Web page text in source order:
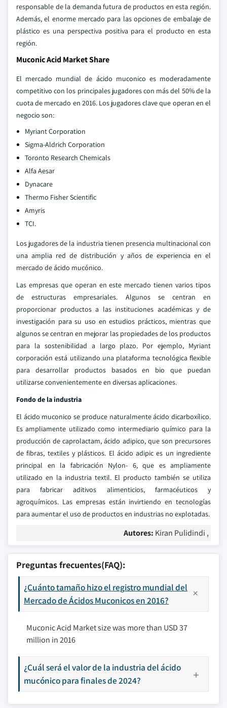
responsable de la demanda futura de productos en esta región.
Además, el enorme mercado para las opciones de embalaje de
plástico es una perspectiva positiva para el producto en esta
región.
Muconic Acid Market Share
El mercado mundial de ácido muconico es moderadamente
competitivo con los principales jugadores con más del 50% de la
cuota de mercado en 2016. Los jugadores clave que operan en el
negocio son:
Myriant Corporation
Sigma-Aldrich Corporation
Toronto Research Chemicals
Alfa Aesar
Dynacare
Thermo Fisher Scientific
Amyris
TCI.
Los jugadores de la industria tienen presencia multinacional con
una amplia red de distribución y años de experiencia en el
mercado de ácido mucónico.
Las empresas que operan en este mercado tienen varios tipos
de estructuras empresariales. Algunos se centran en
proporcionar productos a las instituciones académicas y de
investigación para su uso en estudios prácticos, mientras que
algunos se centran en mejorar las propiedades de los productos
para la sostenibilidad a largo plazo. Por ejemplo, Myriant
corporación está utilizando una plataforma tecnológica flexible
para desarrollar productos basados en bio que puedan
utilizarse convenientemente en diversas aplicaciones.
Fondo de la industria
El ácido muconico se produce naturalmente ácido dicarboxílico.
Es ampliamente utilizado como intermediario químico para la
producción de caprolactam, ácido adipico, que son precursores
de fibras, textiles y plásticos. El ácido adipic es un ingrediente
principal en la fabricación Nylon- 6, que es ampliamente
utilizado en la industria textil. El producto también se utiliza
para fabricar aditivos alimenticios, farmacéuticos y
agroquímicos. Las empresas están invirtiendo en tecnologías
para aumentar el uso de productos en industrias no explotadas.
Autores: Kiran Pulidindi ,
Preguntas frecuentes(FAQ):
¿Cuánto tamaño hizo el registro mundial del
Mercado de Ácidos Muconicos en 2016?
Muconic Acid Market size was more than USD 37
million in 2016
¿Cuál será el valor de la industria del ácido
mucónico para finales de 2024?